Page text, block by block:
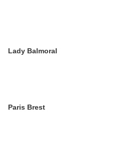
Lady Balmoral
Paris Brest